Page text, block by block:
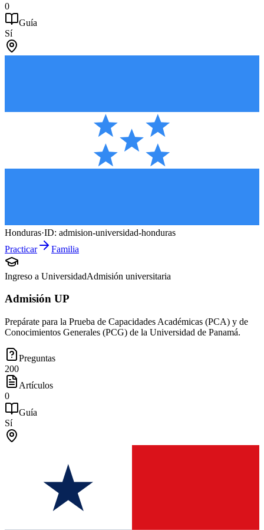
0
Guía
Sí
Honduras·ID: admision-universidad-honduras
Practicar
Familia
Ingreso a UniversidadAdmisión universitaria
Admisión UP
Prepárate para la Prueba de Capacidades Académicas (PCA) y de
Conocimientos Generales (PCG) de la Universidad de Panamá.
Preguntas
200
Artículos
0
Guía
Sí